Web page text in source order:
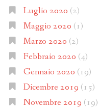
Luglio 2020 (2)
Maggio 2020 (1)
Marzo 2020 (2)
Febbraio 2020 (4)
Gennaio 2020 (19)
Dicembre 2019 (15)
Novembre 2019 (19)